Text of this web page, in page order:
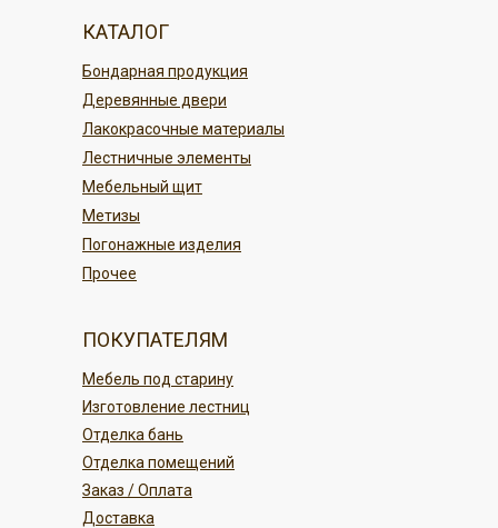
переводом
Безналичным платежом
ПОДРОБНЕЕ
Отделка бань
Изготовление лестниц
Мебель под старину
ПОКУПАТЕЛЯМ
Прочее
Метизы
Деревянные двери
Лакокрасочные материалы
Погонажные изделия
Мебельный щит
Лестничные элементы
Бондарная продукция
КАТАЛОГ
Отделка помещений
Заказ / Оплата
Доставка